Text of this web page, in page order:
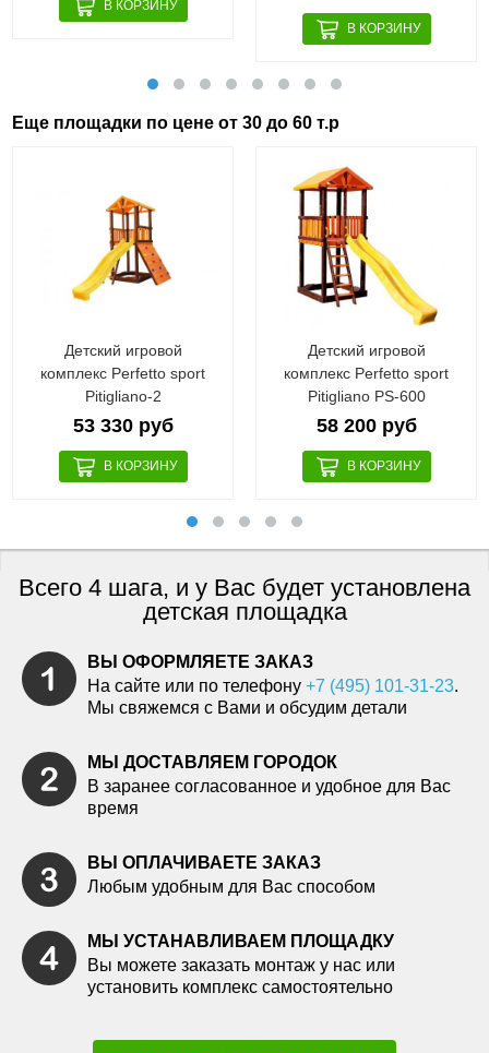
Еще площадки по цене от 30 до 60 т.р
Детский игровой
комплекс Perfetto sport
Pitigliano-2
53 330 руб
Детский игровой
комплекс Perfetto sport
Pitigliano PS-600
58 200 руб
Всего 4 шага, и у Вас будет установлена
детская площадка
ВЫ ОФОРМЛЯЕТЕ ЗАКАЗ
На сайте или по телефону +7 (495) 101-31-23.
Мы свяжемся с Вами и обсудим детали
МЫ ДОСТАВЛЯЕМ ГОРОДОК
В заранее согласованное и удобное для Вас
время
ВЫ ОПЛАЧИВАЕТЕ ЗАКАЗ
Любым удобным для Вас способом
МЫ УСТАНАВЛИВАЕМ ПЛОЩАДКУ
Вы можете заказать монтаж у нас или
установить комплекс самостоятельно